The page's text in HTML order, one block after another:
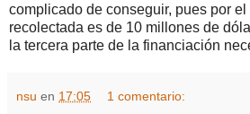
complicado de conseguir, pues por
recolectada es de 10 millones de
la tercera parte de la financiación
nsu en 17:05 1 comentario: